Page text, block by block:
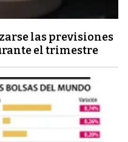
las previsiones
el trimestre